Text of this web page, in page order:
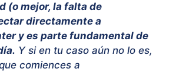
(o mejor, la falta de
directamente a
y es parte fundamental de
Y si en tu caso aún no lo es,
comiences a